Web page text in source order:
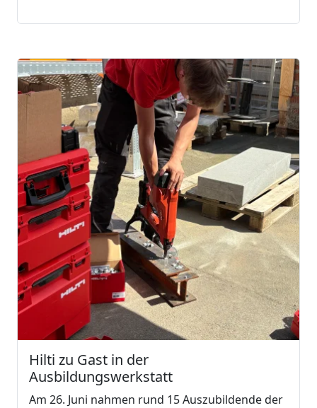
Hilti zu Gast in der
Ausbildungswerkstatt
Am 26. Juni nahmen rund 15 Auszubildende der